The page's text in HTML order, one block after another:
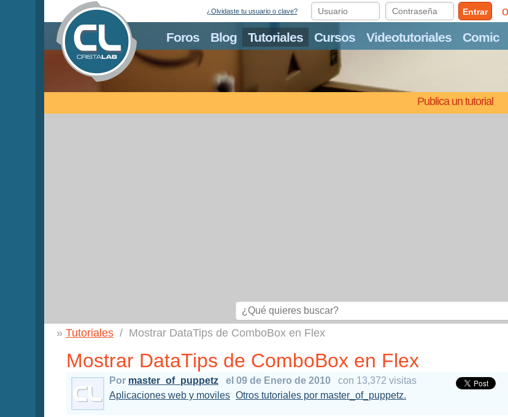
Foros Blog Tutoriales Cursos Videotutoriales Comic
Publica un tutorial
¿Olvidaste tu usuario o clave? Entrar
Tutoriales Mostrar DataTips de ComboBox en Flex
Mostrar DataTips de ComboBox en Flex
Por master_of_puppetz el 09 de Enero de 2010
con 13,372 visitas
Aplicaciones web y moviles Otros tutoriales por master_of_puppetz.